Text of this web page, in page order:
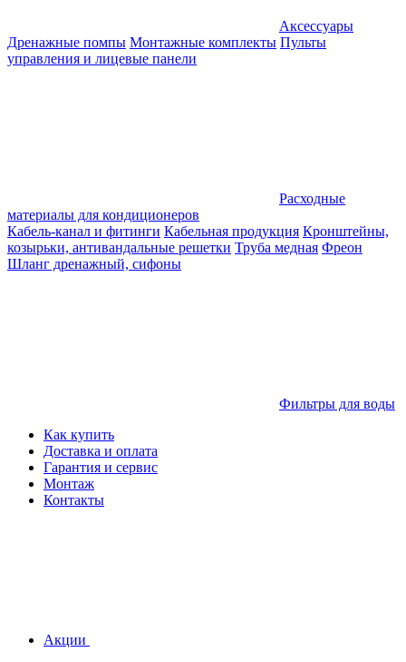
Аксессуары
Дренажные помпы Монтажные комплекты Пульты
управления и лицевые панели
Расходные
материалы для кондиционеров
Кабель-канал и фитинги Кабельная продукция Кронштейны,
козырьки, антивандальные решетки Труба медная Фреон
Шланг дренажный, сифоны
Фильтры для воды
Как купить
Доставка и оплата
Гарантия и сервис
Монтаж
Контакты
Акции